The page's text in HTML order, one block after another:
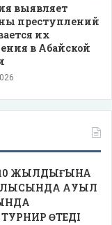
выявляет
преступлений
их
в Абайской
ЖЫЛДЫҒЫНА
АУЫЛ
ӨТЕДІ